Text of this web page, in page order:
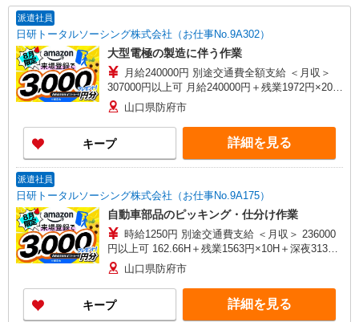
派遣社員
日研トータルソーシング株式会社（お仕事No.9A302）
大型電極の製造に伴う作業
月給240000円 別途交通費全額支給 ＜月収＞
307000円以上可 月給240000円＋残業1972円×20H
＋休出1972円×14.32H
山口県防府市
キープ 詳細を見る
派遣社員
日研トータルソーシング株式会社（お仕事No.9A175）
自動車部品のピッキング・仕分け作業
時給1250円 別途交通費支給 ＜月収＞ 236000
円以上可 162.66H＋残業1563円×10H＋深夜313円
×56H山口県防府市
キープ 詳細を見る